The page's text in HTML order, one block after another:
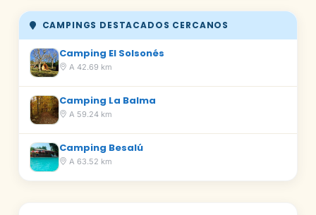
CAMPINGS DESTACADOS CERCANOS
Camping El Solsonés
A 42.69 km
Camping La Balma
A 59.24 km
Camping Besalú
A 63.52 km